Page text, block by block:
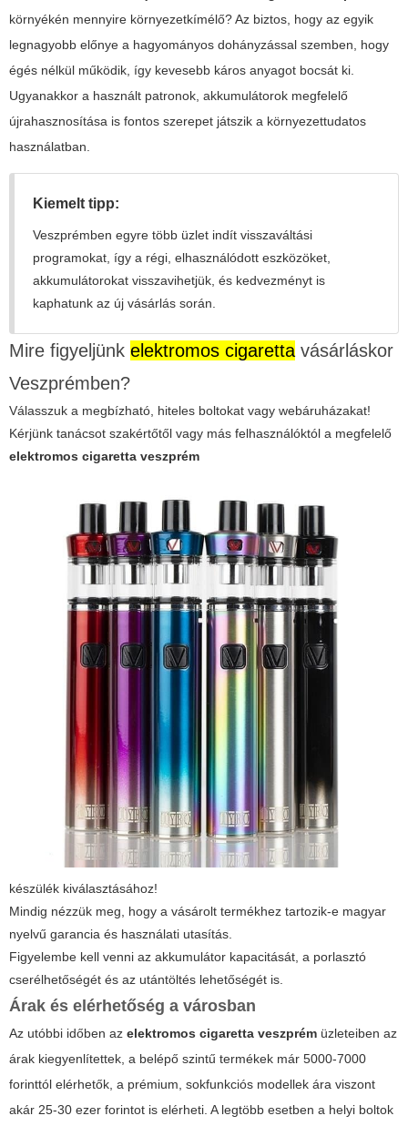
környékén mennyire környezetkímélő? Az biztos, hogy az egyik
legnagyobb előnye a hagyományos dohányzással szemben, hogy
égés nélkül működik, így kevesebb káros anyagot bocsát ki.
Ugyanakkor a használt patronok, akkumulátorok megfelelő
újrahasznosítása is fontos szerepet játszik a környezettudatos
használatban.
Kiemelt tipp:
Veszprémben egyre több üzlet indít visszaváltási
programokat, így a régi, elhasználódott eszközöket,
akkumulátorokat visszavihetjük, és kedvezményt is
kaphatunk az új vásárlás során.
Mire figyeljünk elektromos cigaretta vásárláskor
Veszprémben?
Válasszuk a megbízható, hiteles boltokat vagy webáruházakat!
Kérjünk tanácsot szakértőtől vagy más felhasználóktól a megfelelő
elektromos cigaretta veszprém
készülék kiválasztásához!
Mindig nézzük meg, hogy a vásárolt termékhez tartozik-e magyar
nyelvű garancia és használati utasítás.
Figyelembe kell venni az akkumulátor kapacitását, a porlasztó
cserélhetőségét és az utántöltés lehetőségét is.
Árak és elérhetőség a városban
Az utóbbi időben az elektromos cigaretta veszprém üzleteiben az
árak kiegyenlítettek, a belépő szintű termékek már 5000-7000
forinttól elérhetők, a prémium, sokfunkciós modellek ára viszont
akár 25-30 ezer forintot is elérheti. A legtöbb esetben a helyi boltok